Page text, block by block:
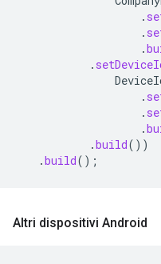
.
.
.
.
.
.
.
.build())
.build();
Altri dispositivi Android